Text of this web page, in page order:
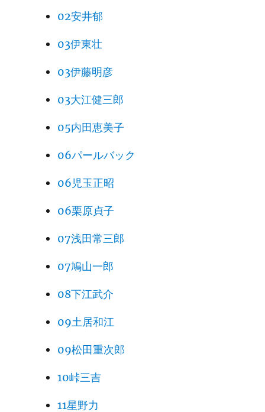
02安井郁
03伊東壮
03伊藤明彦
03大江健三郎
05内田恵美子
06パールバック
06児玉正昭
06栗原貞子
07浅田常三郎
07鳩山一郎
08下江武介
09土居和江
09松田重次郎
10峠三吉
11星野力